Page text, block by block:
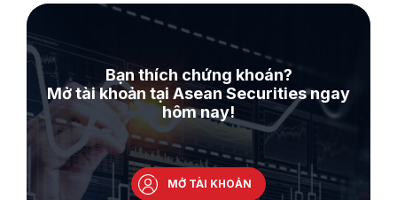
Bạn thích chứng khoán?
Mở tài khoản tại Asean Securities ngay
hôm nay!
MỞ TÀI KHOẢN